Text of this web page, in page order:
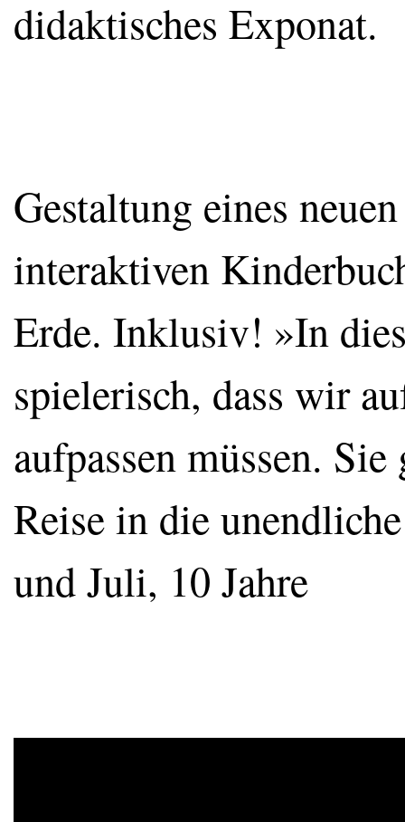
didaktisches Exponat.
Gestaltung eines
interaktiven
Erde. Inklusiv! »In
spielerisch, dass wir
aufpassen müssen.
Reise in die
und Juli, 10 Jahre